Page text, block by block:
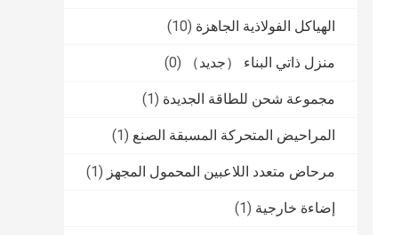
الهياكل الفولاذية الجاهزة (10)
منزل ذاتي البناء （جديد） (0)
مجموعة شحن للطاقة الجديدة (1)
المراحيض المتحركة المسبقة الصنع (1)
مرحاض متعدد اللاعبين المحمول المجهز (1)
إضاءة خارجية (1)